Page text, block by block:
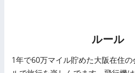
ルール
1年で60万マイル貯めた大阪在住